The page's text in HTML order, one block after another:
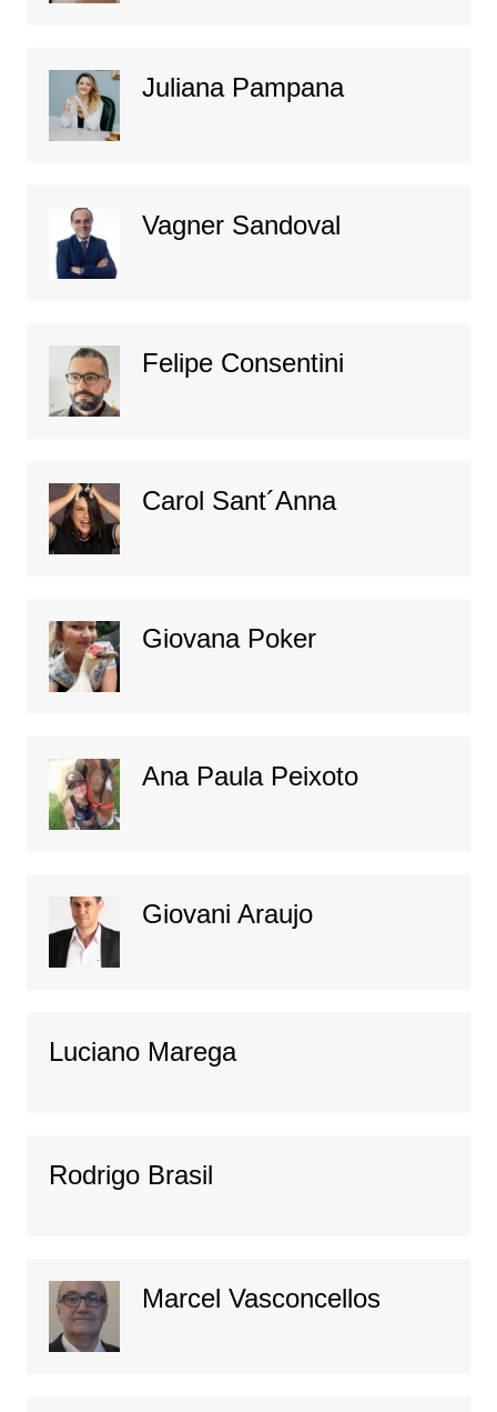
Juliana Pampana
Vagner Sandoval
Felipe Consentini
Carol Sant´Anna
Giovana Poker
Ana Paula Peixoto
Giovani Araujo
Luciano Marega
Rodrigo Brasil
Marcel Vasconcellos